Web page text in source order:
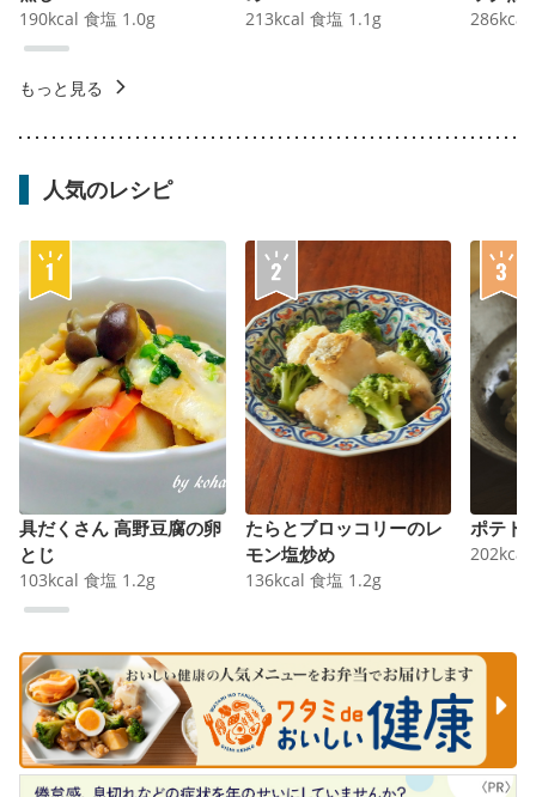
190kcal 食塩 1.0g 213kcal 食塩 1.1 g 286kcal
もっと見る
人気のレシピ
具だくさん 高野豆腐の卵
とじ
103kcal 食塩 1.2g
たらとブロッコリーのレ
モン塩炒め
136kcal 食塩 1.2g
ポテト
202kcal